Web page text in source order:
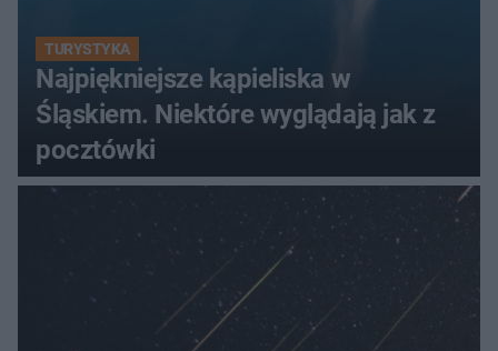
TURYSTYKA
Najpiękniejsze kąpieliska w
Śląskiem. Niektóre wyglądają jak z
pocztówki